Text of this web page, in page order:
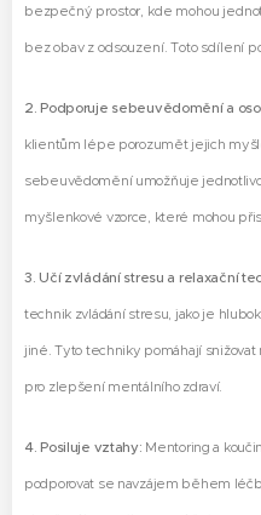
bezpečný prostor, kde mohou
bez obav z odsouzení. Toto sdílení
2. Podporuje sebeuvědomění a
klientům lépe porozumět jejich
sebeuvědomění umožňuje
myšlenkové vzorce, které mohou
3. Učí zvládání stresu a relaxační
technik zvládání stresu, jako je
jiné. Tyto techniky pomáhají
pro zlepšení mentálního zdraví.
4. Posiluje vztahy: Mentoring a
podporovat se navzájem během